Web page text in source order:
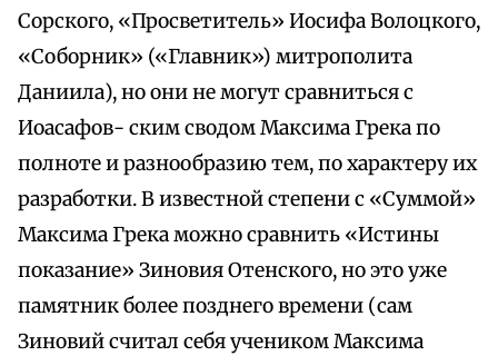
Сорского, «Просветитель» Иосифа Волоцкого,
«Соборник» («Главник») митрополита
Даниила), но они не могут сравниться с
Иоасафов- ским сводом Максима Грека по
полноте и разнообразию тем, по характеру их
разработки. В известной степени с «Суммой»
Максима Грека можно сравнить «Истины
показание» Зиновия Отенского, но это уже
памятник более позднего времени (сам
Зиновий считал себя учеником Максима